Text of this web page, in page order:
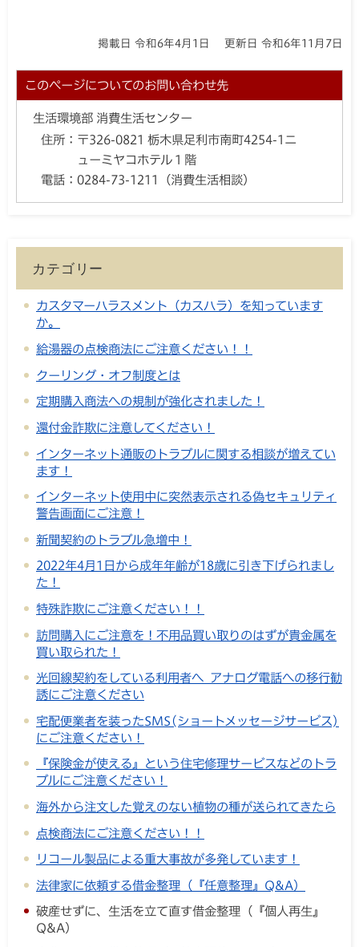
掲載日 令和6年4月1日 更新日 令和6年11月7日
このページについてのお問い合わせ先
生活環境部 消費生活センター
住所： 〒326-0821 栃木県足利市南町4254-1ニ
ューミヤコホテル１階
電話： 0284-73-1211（消費生活相談）
カテゴリー
カスタマーハラスメント（カスハラ）を知っています
か。
給湯器の点検商法にご注意ください！！
クーリング・オフ制度とは
定期購入商法への規制が強化されました！
還付金詐欺に注意してください！
インターネット通販のトラブルに関する相談が増えてい
ます！
インターネット使用中に突然表示される偽セキュリティ
警告画面にご注意！
新聞契約のトラブル急増中！
2022年4月1日から成年年齢が18歳に引き下げられまし
た！
特殊詐欺にご注意ください！！
訪問購入にご注意を！不用品買い取りのはずが貴金属を
買い取られた！
光回線契約をしている利用者へ アナログ電話への移行勧
誘にご注意ください
宅配便業者を装ったSMS(ショートメッセージサービス)
にご注意ください！
『保険金が使える』という住宅修理サービスなどのトラ
ブルにご注意ください！
海外から注文した覚えのない植物の種が送られてきたら
点検商法にご注意ください！！
リコール製品による重大事故が多発しています！
法律家に依頼する借金整理（『任意整理』Q&A）
破産せずに、生活を立て直す借金整理（『個人再生』
Q&A）